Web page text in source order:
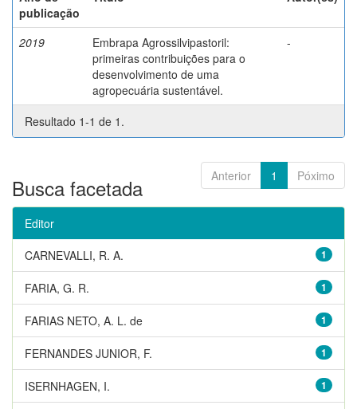
publicação
2019
Embrapa Agrossilvipastoril:
primeiras contribuições para o
desenvolvimento de uma
agropecuária sustentável.
-
Resultado 1-1 de 1.
Anterior 1 Póximo
Busca facetada
Editor
1
CARNEVALLI, R. A.
1
FARIA, G. R.
1
FARIAS NETO, A. L. de
1
FERNANDES JUNIOR, F.
1
ISERNHAGEN, I.